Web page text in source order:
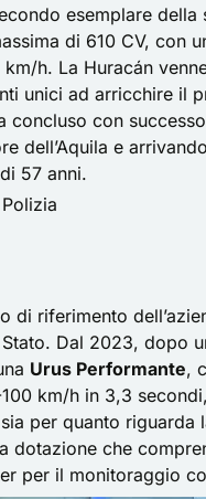
esemplare
di 610 CV, con
h. La Huracán
unici ad arricchire il
concluso con
dell’Aquila e
57 anni.
di riferimento
Dal 2023, dopo
Urus Performante,
km/h in 3,3
per quanto
dotazione che
per il monitoraggio